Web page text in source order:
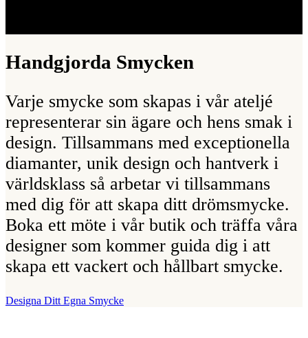
Handgjorda Smycken
Varje smycke som skapas i vår ateljé
representerar sin ägare och hens smak i
design. Tillsammans med exceptionella
diamanter, unik design och hantverk i
världsklass så arbetar vi tillsammans
med dig för att skapa ditt drömsmycke.
Boka ett möte i vår butik och träffa våra
designer som kommer guida dig i att
skapa ett vackert och hållbart smycke.
Designa Ditt Egna Smycke